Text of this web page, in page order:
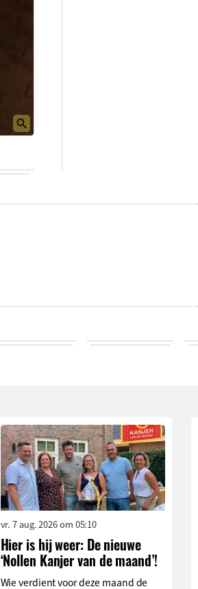
vr. 7 aug. 2026 om 05:10
Hier is hij weer: De nieuwe
‘Nollen Kanjer van de maand’!
Wie verdient voor deze maand de